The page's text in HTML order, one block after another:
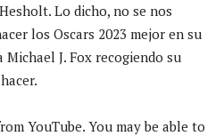
Lo dicho, no se nos
los Oscars 2023 mejor en su
J. Fox recogiendo su
YouTube. You may be able to